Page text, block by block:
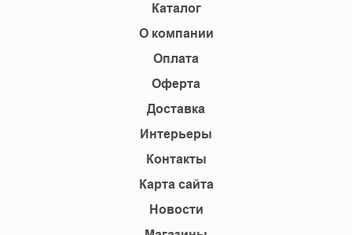
Каталог
О компании
Оплата
Оферта
Доставка
Интерьеры
Контакты
Карта сайта
Новости